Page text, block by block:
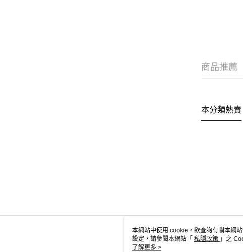
商品推薦
本分類熱賣
本網站中使用 cookie，欲查詢有關本網
設定，請參閱本網站「 私隱政策 」之
用 cookie。
了解更多 >